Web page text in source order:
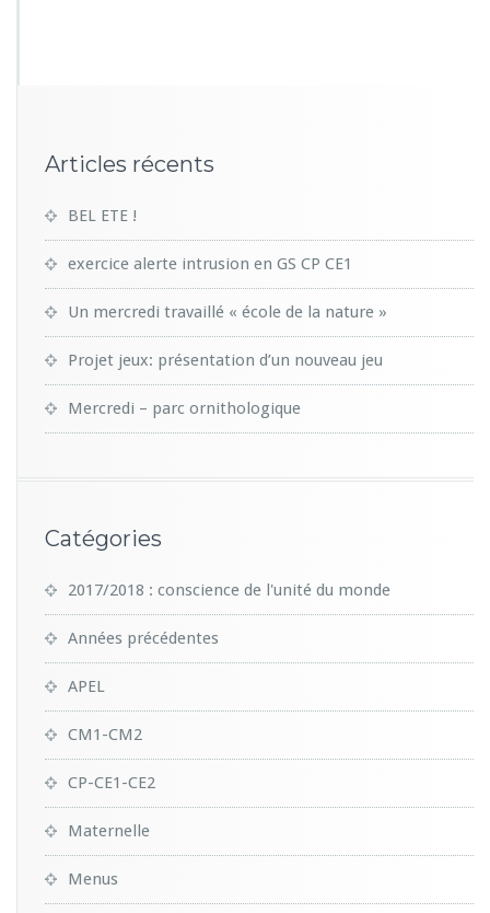
Articles récents
BEL ETE !
exercice alerte intrusion en GS CP CE1
Un mercredi travaillé « école de la nature »
Projet jeux: présentation d’un nouveau jeu
Mercredi – parc ornithologique
Catégories
2017/2018 : conscience de l'unité du monde
Années précédentes
APEL
CM1-CM2
CP-CE1-CE2
Maternelle
Menus